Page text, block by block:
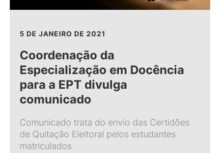
5 DE JANEIRO DE 2021
Coordenação da
Especialização em Docência
para a EPT divulga
comunicado
Comunicado trata do envio das Certidões
de Quitação Eleitoral pelos estudantes
matriculados